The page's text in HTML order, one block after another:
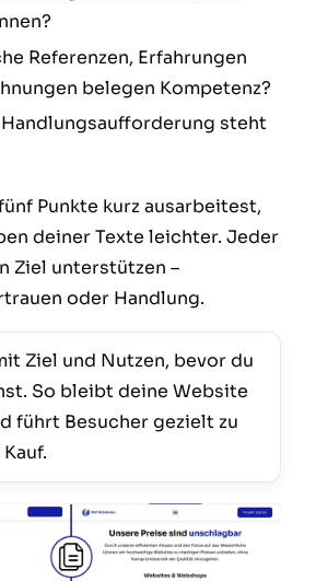
Referenzen, Erfahrungen
belegen Kompetenz?
Handlungsaufforderung steht
Punkte kurz ausarbeitest,
deiner Texte leichter. Jeder
Ziel unterstützen –
oder Handlung.
Ziel und Nutzen, bevor du
So bleibt deine Website
führt Besucher gezielt zu